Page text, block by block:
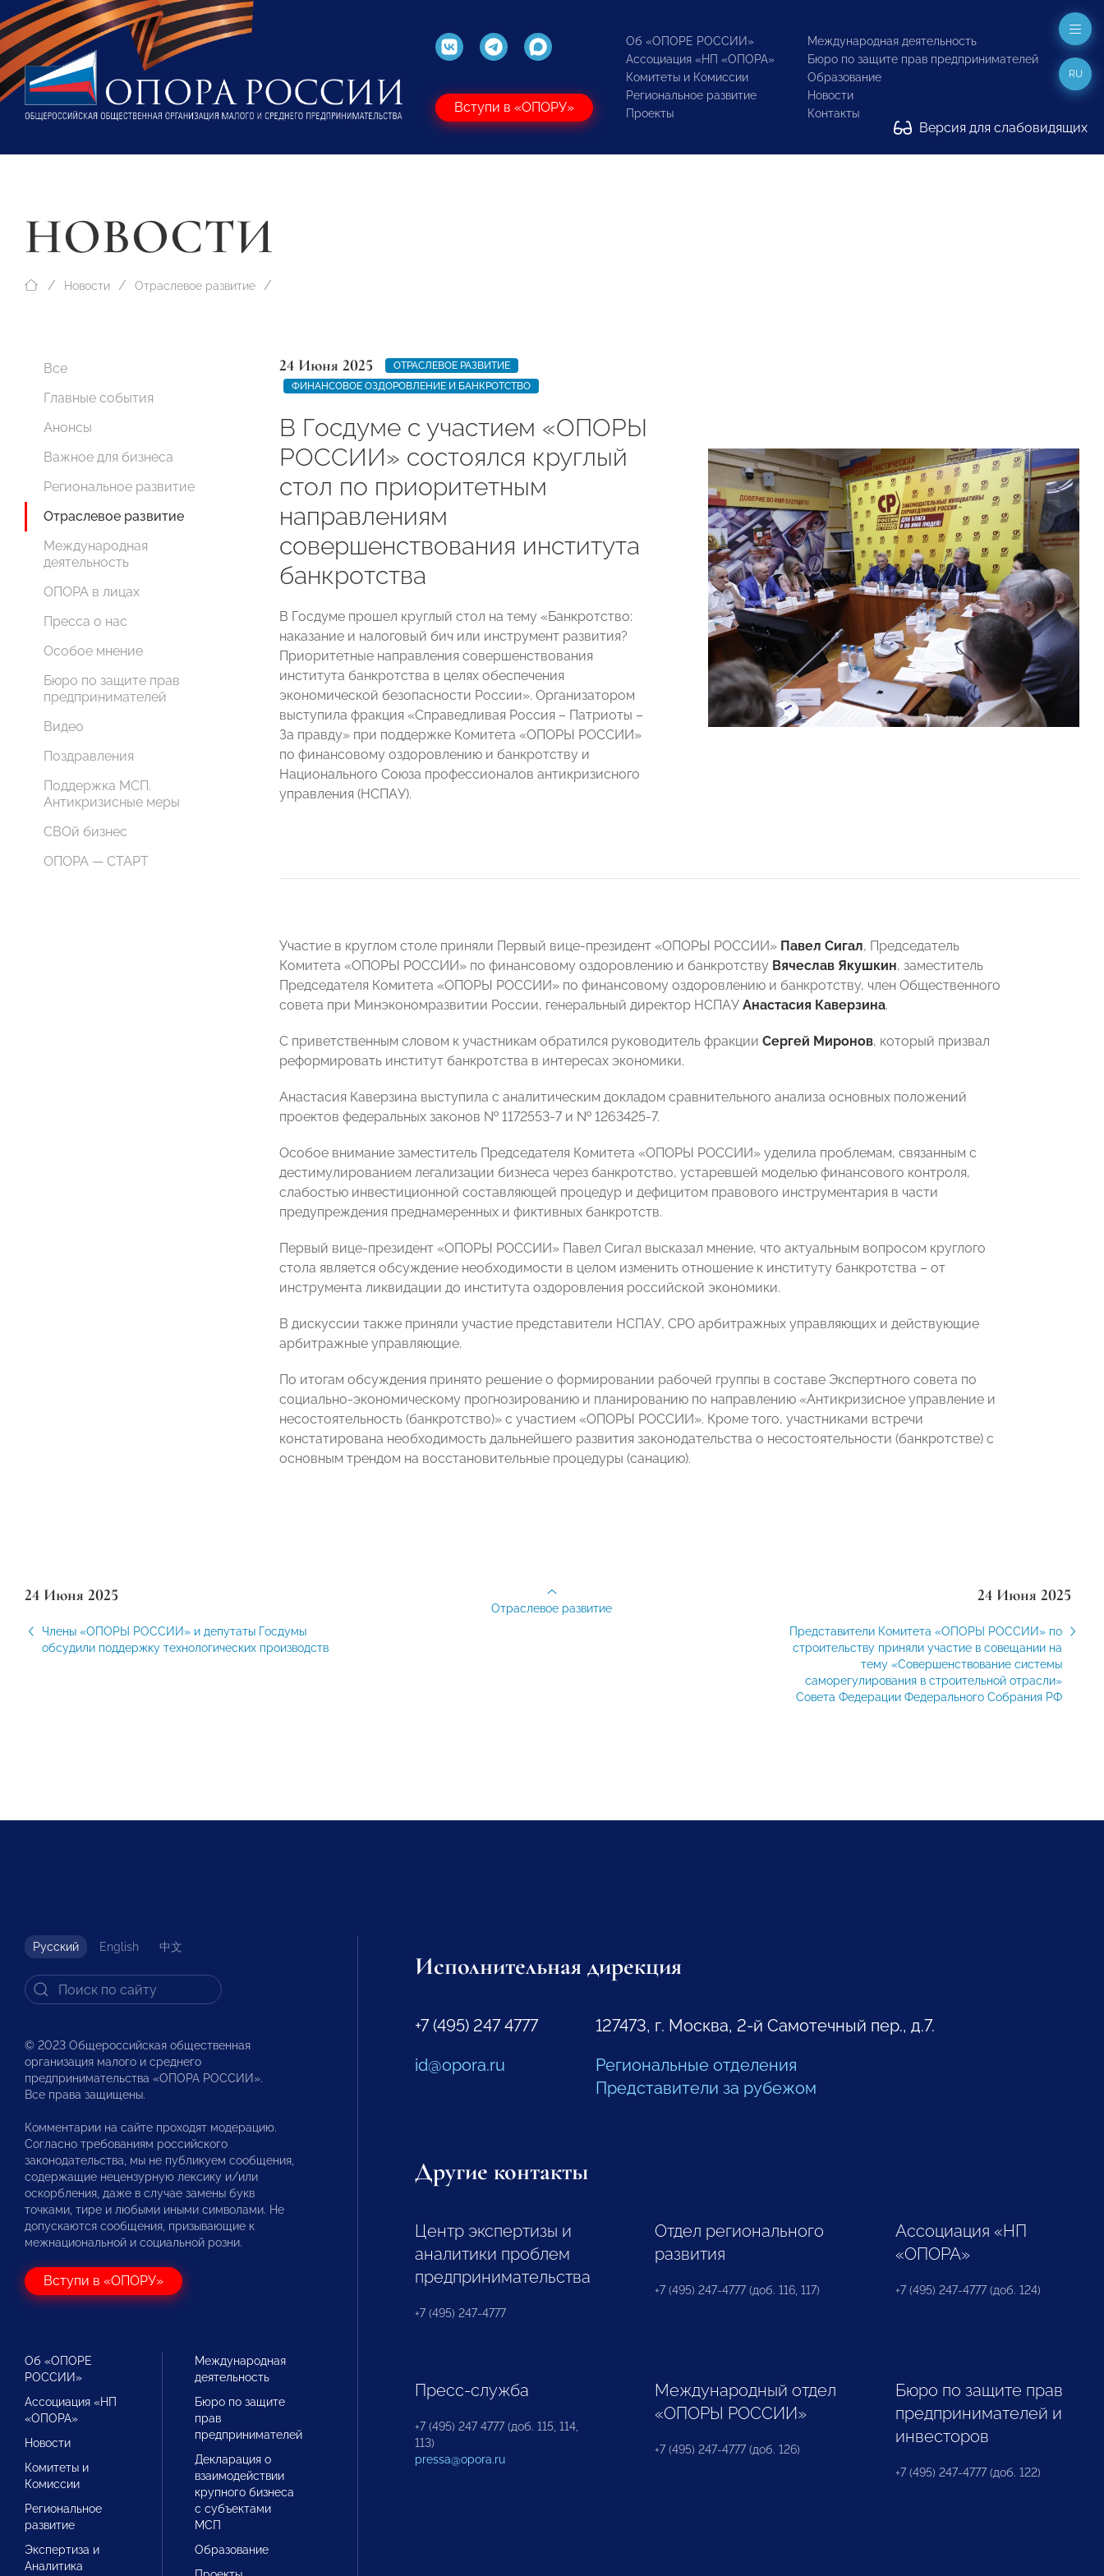
Вступи в «ОПОРУ»
Об «ОПОРЕ РОССИИ»
Ассоциация «НП «ОПОРА»
Комитеты и Комиссии
Региональное развитие
Проекты
Международная деятельность
Бюро по защите прав предпринимателей
Образование
Новости
Контакты
Версия для слабовидящих
RU
НОВОСТИ
Новости Отраслевое развитие
Все
Главные события
Анонсы
Важное для бизнеса
Региональное развитие
Отраслевое развитие
Международная
деятельность
ОПОРА в лицах
Пресса о нас
Особое мнение
Бюро по защите прав
предпринимателей
Видео
Поздравления
Поддержка МСП.
Антикризисные меры
СВОй бизнес
ОПОРА — СТАРТ
24 Июня 2025
ОТРАСЛЕВОЕ РАЗВИТИЕ
ФИНАНСОВОЕ ОЗДОРОВЛЕНИЕ И БАНКРОТСТВО
В Госдуме с участием «ОПОРЫ
РОССИИ» состоялся круглый
стол по приоритетным
направлениям
совершенствования института
банкротства
В Госдуме прошел круглый стол на тему «Банкротство:
наказание и налоговый бич или инструмент развития?
Приоритетные направления совершенствования
института банкротства в целях обеспечения
экономической безопасности России». Организатором
выступила фракция «Справедливая Россия – Патриоты –
За правду» при поддержке Комитета «ОПОРЫ РОССИИ»
по финансовому оздоровлению и банкротству и
Национального Союза профессионалов антикризисного
управления (НСПАУ).
Участие в круглом столе приняли Первый вице-президент «ОПОРЫ РОССИИ» Павел Сигал, Председатель
Комитета «ОПОРЫ РОССИИ» по финансовому оздоровлению и банкротству Вячеслав Якушкин, заместитель
Председателя Комитета «ОПОРЫ РОССИИ» по финансовому оздоровлению и банкротству, член Общественного
совета при Минэкономразвитии России, генеральный директор НСПАУ Анастасия Каверзина.
С приветственным словом к участникам обратился руководитель фракции Сергей Миронов, который призвал
реформировать институт банкротства в интересах экономики.
Анастасия Каверзина выступила с аналитическим докладом сравнительного анализа основных положений
проектов федеральных законов № 1172553-7 и № 1263425-7.
Особое внимание заместитель Председателя Комитета «ОПОРЫ РОССИИ» уделила проблемам, связанным с
дестимулированием легализации бизнеса через банкротство, устаревшей моделью финансового контроля,
слабостью инвестиционной составляющей процедур и дефицитом правового инструментария в части
предупреждения преднамеренных и фиктивных банкротств.
Первый вице-президент «ОПОРЫ РОССИИ» Павел Сигал высказал мнение, что актуальным вопросом круглого
стола является обсуждение необходимости в целом изменить отношение к институту банкротства – от
инструмента ликвидации до института оздоровления российской экономики.
В дискуссии также приняли участие представители НСПАУ, СРО арбитражных управляющих и действующие
арбитражные управляющие.
По итогам обсуждения принято решение о формировании рабочей группы в составе Экспертного совета по
социально-экономическому прогнозированию и планированию по направлению «Антикризисное управление и
несостоятельность (банкротство)» с участием «ОПОРЫ РОССИИ». Кроме того, участниками встречи
констатирована необходимость дальнейшего развития законодательства о несостоятельности (банкротстве) с
основным трендом на восстановительные процедуры (санацию).
24 Июня 2025
Члены «ОПОРЫ РОССИИ» и депутаты Госдумы
обсудили поддержку технологических производств
24 Июня 2025
Представители Комитета «ОПОРЫ РОССИИ» по
строительству приняли участие в совещании на
тему «Совершенствование системы
саморегулирования в строительной отрасли»
Совета Федерации Федерального Собрания РФ
Отраслевое развитие
Русский English 中文
© 2023 Общероссийская общественная
организация малого и среднего
предпринимательства «ОПОРА РОССИИ».
Все права защищены.
Комментарии на сайте проходят модерацию.
Согласно требованиям российского
законодательства, мы не публикуем сообщения,
содержащие нецензурную лексику и/или
оскорбления, даже в случае замены букв
точками, тире и любыми иными символами. Не
допускаются сообщения, призывающие к
межнациональной и социальной розни.
Вступи в «ОПОРУ»
Об «ОПОРЕ
РОССИИ»
Ассоциация «НП
«ОПОРА»
Новости
Комитеты и
Комиссии
Региональное
развитие
Экспертиза и
Аналитика
Международная
деятельность
Бюро по защите
прав
предпринимателей
Декларация о
взаимодействии
крупного бизнеса
с субъектами
МСП
Образование
Исполнительная дирекция
+7 (495) 247 4777
id@opora.ru
127473, г. Москва, 2-й Самотечный пер., д.7.
Региональные отделения
Представители за рубежом
Другие контакты
Центр экспертизы и
аналитики проблем
предпринимательства
+7 (495) 247-4777
Отдел регионального
развития
+7 (495) 247-4777 (доб. 116, 117)
Ассоциация «НП
«ОПОРА»
+7 (495) 247-4777 (доб. 124)
Пресс-служба
+7 (495) 247 4777 (доб. 115, 114,
113)
pressa@opora.ru
Международный отдел
«ОПОРЫ РОССИИ»
+7 (495) 247-4777 (доб. 126)
Бюро по защите прав
предпринимателей и
инвесторов
+7 (495) 247-4777 (доб. 122)